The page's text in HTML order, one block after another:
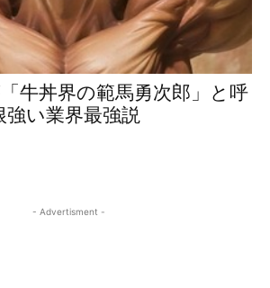
牛丼界の範馬勇次郎」と呼
い業界最強説
- Advertisment -